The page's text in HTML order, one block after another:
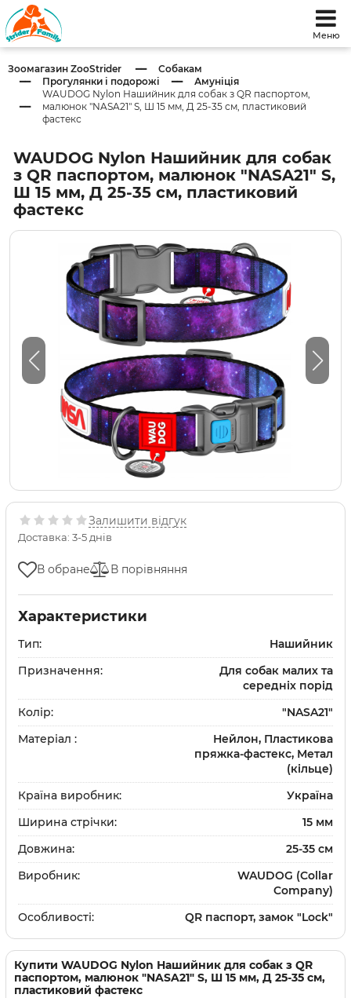
Меню
Зоомагазин ZooStrider
Собакам
Прогулянки і подорожі
Амуніція
WAUDOG Nylon Нашийник для собак з QR паспортом,
малюнок "NASA21" S, Ш 15 мм, Д 25-35 см, пластиковий
фастекс
WAUDOG Nylon Нашийник для собак
з QR паспортом, малюнок "NASA21" S,
Ш 15 мм, Д 25-35 см, пластиковий
фастекс
Залишити відгук
Доставка: 3-5 днів
В обране В порівняння
Характеристики
Тип:
Нашийник
Призначення:
Для собак малих та
середніх порід
Колір:
"NASA21"
Матеріал :
Нейлон, Пластикова
пряжка-фастекс, Метал
(кільце)
Країна виробник:
Україна
Ширина стрічки:
15 мм
Довжина:
25-35 см
Виробник:
WAUDOG (Collar
Company)
Особливості:
QR паспорт, замок "Lock"
Купити WAUDOG Nylon Нашийник для собак з QR
паспортом, малюнок "NASA21" S, Ш 15 мм, Д 25-35 см,
пластиковий фастекс